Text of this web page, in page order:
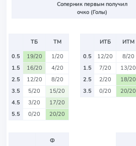
Соперник первым получил
очко (Голы)
ТБ
ТМ
0.5
19/20
1/20
1.5
16/20
4/20
2.5
12/20
8/20
3.5
5/20
15/20
4.5
3/20
17/20
5.5
0/20 20/20
ИТБ
ИТМ
0.5
12/20
8/20
1.5
7/20
13/20
2.5
2/20
18/20
3.5
0/20 20/20
Ф